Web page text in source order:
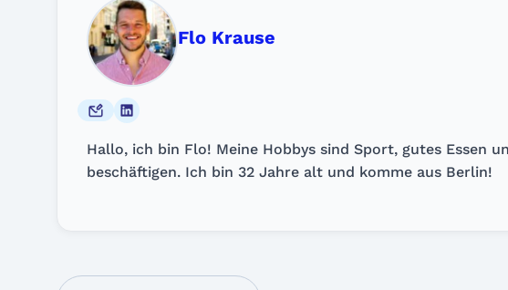
Flo Krause
Hallo, ich bin Flo! Meine Hobbys sind Sport, gutes Essen
beschäftigen. Ich bin 32 Jahre alt und komme aus Berlin!